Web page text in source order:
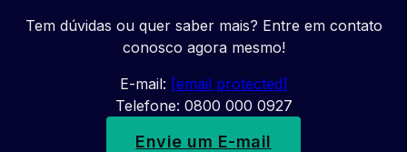
Tem dúvidas ou quer saber mais? Entre em contato
conosco agora mesmo!
E-mail: [email protected]
Telefone: 0800 000 0927
Envie um E-mail